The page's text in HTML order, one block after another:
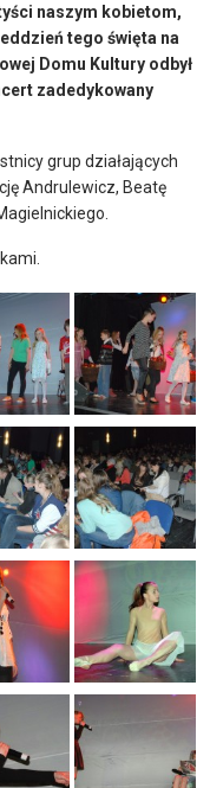
naszym kobietom,
tego święta na
Domu Kultury odbył
zadedykowany
grup działających
Andrulewicz, Beatę